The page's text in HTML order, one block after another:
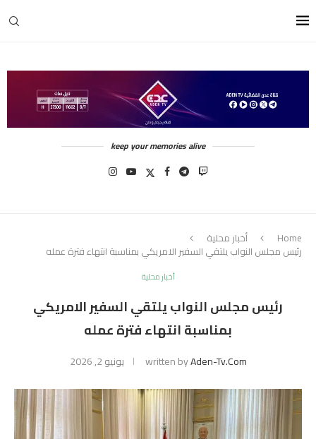
keep your memories alive
Home أخبار محلية
رئيس مجلس النواب يلتقي السفير الامريكي بمناسبة انتهاء فترة عمله
أخبار محلية
رئيس مجلس النواب يلتقي السفير الامريكي
بمناسبة انتهاء فترة عمله
written byAden-Tv.com يونيو 2, 2026